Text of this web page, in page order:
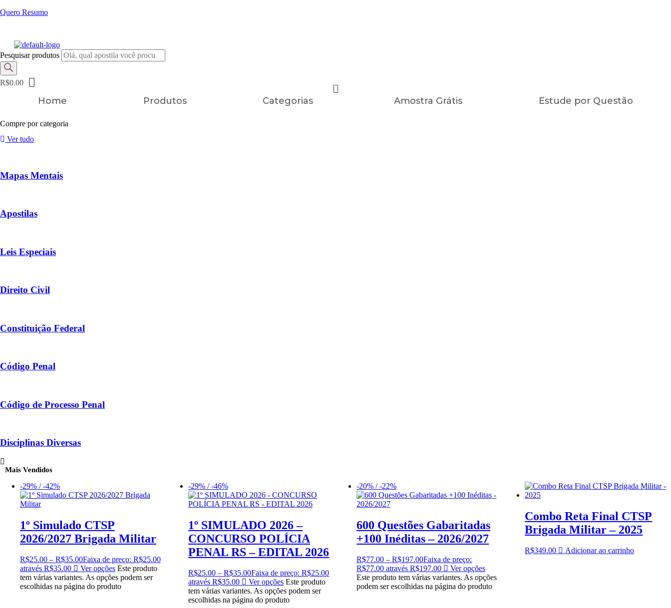
Quero Resumo
Pesquisar produtos
R$0.00
Home Produtos Categorias Amostra Grátis Estude por Questão
Compre por categoria
Ver tudo
Mapas Mentais
Apostilas
Leis Especiais
Direito Civil
Constituição Federal
Código Penal
Código de Processo Penal
Disciplinas Diversas
Mais Vendidos
-29% / -42%
1º Simulado CTSP
2026/2027 Brigada Militar
R$25.00 – R$35.00Faixa de preço: R$25.00
através R$35.00
Ver opções Este produto
tem várias variantes. As opções podem ser
escolhidas na página do produto
-29% / -46%
1º SIMULADO 2026 –
CONCURSO POLÍCIA
PENAL RS – EDITAL 2026
R$25.00 – R$35.00Faixa de preço: R$25.00
através R$35.00
Ver opções Este produto
tem várias variantes. As opções podem ser
escolhidas na página do produto
-20% / -22%
600 Questões Gabaritadas
+100 Inéditas – 2026/2027
R$77.00 – R$197.00Faixa de preço:
R$77.00 através R$197.00
Ver opções
Este produto tem várias variantes. As opções
podem ser escolhidas na página do produto
Combo Reta Final CTSP
Brigada Militar – 2025
R$349.00 Adicionar ao carrinho